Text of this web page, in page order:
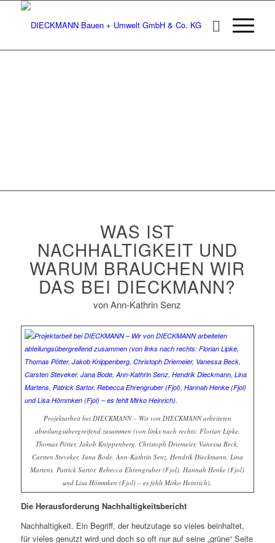
WAS IST
NACHHALTIGKEIT UND
WARUM BRAUCHEN WIR
DAS BEI DIECKMANN?
von Ann-Kathrin Senz
Projektarbeit bei DIECKMANN – Wir von DIECKMANN arbeiteten
abteilungsübergreifend zusammen (von links nach rechts: Florian Lipke,
Thomas Pötter, Jakob Knippenberg, Christoph Driemeier, Vanessa Beck,
Carsten Steveker, Jana Bode, Ann-Kathrin Senz, Hendrik Dieckmann, Lina
Martens, Patrick Sartor, Rebecca Ehrengruber (Fjol), Hannah Henke (Fjol)
und Lisa Hömmken (Fjol) – es fehlt Mirko Heinrich).
Die Herausforderung Nachhaltigkeitsbericht
Nachhaltigkeit. Ein Begriff, der heutzutage so vieles beinhaltet,
für vieles genutzt wird und doch so oft nur auf seine „grüne“ Seite